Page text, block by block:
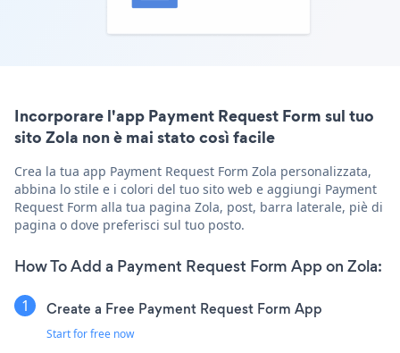
Incorporare l'app Payment Request Form sul tuo
sito Zola non è mai stato così facile
Crea la tua app Payment Request Form Zola personalizzata,
abbina lo stile e i colori del tuo sito web e aggiungi Payment
Request Form alla tua pagina Zola, post, barra laterale, piè di
pagina o dove preferisci sul tuo posto.
How To Add a Payment Request Form App on Zola:
Create a Free Payment Request Form App
Start for free now